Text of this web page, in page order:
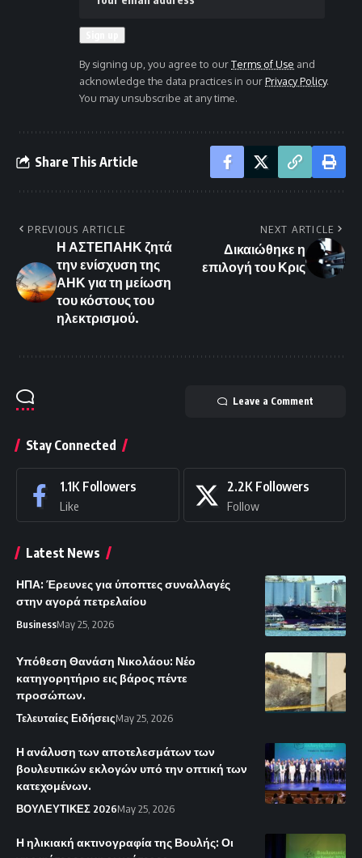
By signing up, you agree to ourTerms of Use and
acknowledge the data practices in ourPrivacy Policy.
You may unsubscribe at any time.
Share This Article
PREVIOUS ARTICLE
Η ΑΣΤΕΠΑΗΚ ζητά
την ενίσχυση της
ΑΗΚ για τη μείωση
του κόστους του
ηλεκτρισμού.
NEXT ARTICLE
Δικαιώθηκε η
επιλογή του Κρις
Leave a Comment
Stay Connected
1.1K Followers
Like
2.2K Followers
Follow
Latest News
ΗΠΑ: Έρευνες για ύποπτες συναλλαγές
στην αγορά πετρελαίου
BusinessMay 25, 2026
Υπόθεση Θανάση Νικολάου: Νέο
κατηγορητήριο εις βάρος πέντε
προσώπων.
Τελευταίες ΕιδήσειςMay 25, 2026
Η ανάλυση των αποτελεσμάτων των
βουλευτικών εκλογών υπό την οπτική των
κατεχομένων.
ΒΟΥΛΕΥΤΙΚΕΣ 2026May 25, 2026
Η ηλικιακή ακτινογραφία της Βουλής: Οι